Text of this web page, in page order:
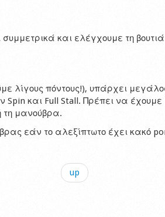
και ελέγχουμε τη βουτιά
λίγους πόντους!), υπάρχει
Spin και Full Stall. Πρέπει να
τη μανούβρα.
εάν το αλεξίπτωτο έχει κακό
up